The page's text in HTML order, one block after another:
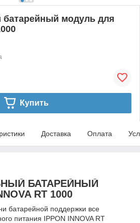
модуль для
Купить
Доставка Оплата
БАТАРЕЙНЫЙ
RT 1000
батарейной поддержки все
питания IPPON INNOVA RT